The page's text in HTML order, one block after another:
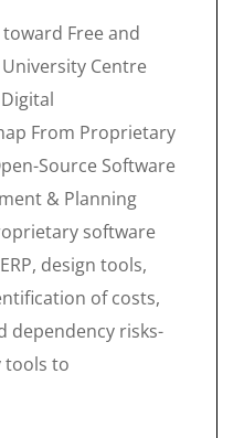
Free and
Centre
From Proprietary
Source Software
& Planning
software
design tools,
of costs,
dependency risks-
to …